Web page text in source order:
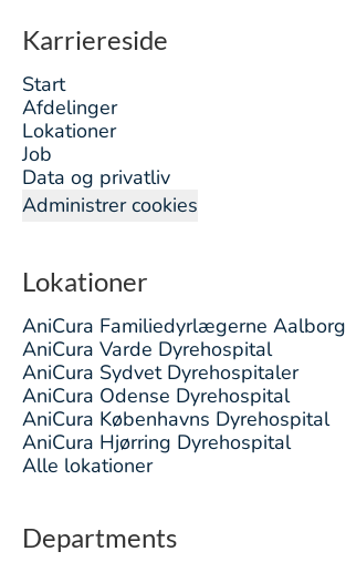
Karriereside
Start
Afdelinger
Lokationer
Job
Data og privatliv
Administrer cookies
Lokationer
AniCura Familiedyrlægerne Aalborg
AniCura Varde Dyrehospital
AniCura Sydvet Dyrehospitaler
AniCura Odense Dyrehospital
AniCura Københavns Dyrehospital
AniCura Hjørring Dyrehospital
Alle lokationer
Departments